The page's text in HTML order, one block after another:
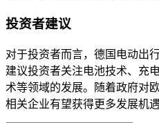
投资者建议
对于投资者而言，德国电动出
建议投资者关注电池技术、充
术等领域的发展。随着政府对
相关企业有望获得更多发展机遇